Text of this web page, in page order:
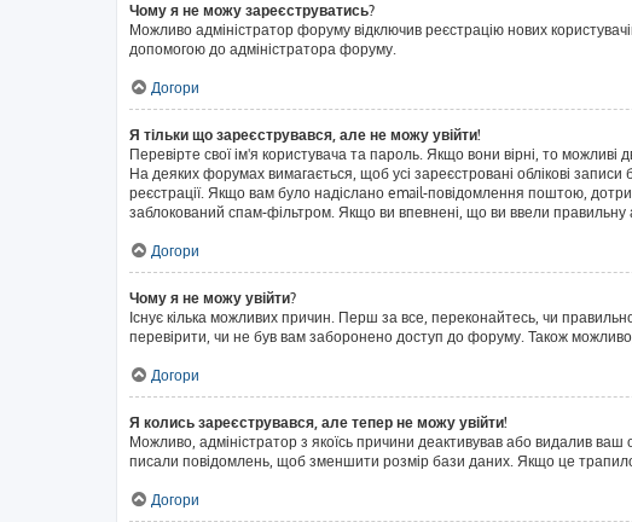
Чому я не можу зареєструватись?
Можливо адміністратор форуму відключив реєстрацію нових
допомогою до адміністратора форуму.
Догори
Я тільки що зареєструвався, але не можу увійти!
Перевірте свої ім'я користувача та пароль. Якщо вони вірні, то
На деяких форумах вимагається, щоб усі зареєстровані облікові
реєстрації. Якщо вам було надіслано email-повідомлення поштою,
заблокований спам-фільтром. Якщо ви впевнені, що ви ввели правильну
Догори
Чому я не можу увійти?
Існує кілька можливих причин. Перш за все, переконайтесь, чи
перевірити, чи не був вам заборонено доступ до форуму. Також
Догори
Я колись зареєструвався, але тепер не можу увійти!
Можливо, адміністратор з якоїсь причини деактивував або видалив ваш
писали повідомлень, щоб зменшити розмір бази даних. Якщо це
Догори